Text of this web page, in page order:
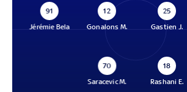
91
Jérémie Bela
12
Gonalons M.
25
Gastien J.
18
Rashani E.
70
Saracevic M.